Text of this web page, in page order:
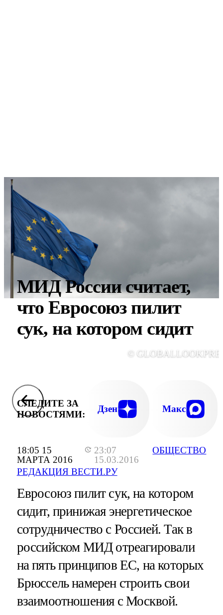
18:05 15
МАРТА 2016
23:07
15.03.2016
РЕДАКЦИЯ ВЕСТИ.РУ
ОБЩЕСТВО
МИД России считает,
что Евросоюз пилит
сук, на котором сидит
©
СЛЕДИТЕ ЗА
НОВОСТЯМИ:
Дзен Макс
Евросоюз пилит сук, на котором
сидит, принижая энергетическое
сотрудничество с Россией. Так в
российском МИД отреагировали
на пять принципов ЕС, на которых
Брюссель намерен строить свои
взаимоотношения с Москвой.